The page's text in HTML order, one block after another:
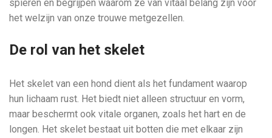
spieren en begrijpen waarom ze van vitaal belang zijn voor
het welzijn van onze trouwe metgezellen.
De rol van het skelet
Het skelet van een hond dient als het fundament waarop
hun lichaam rust. Het biedt niet alleen structuur en vorm,
maar beschermt ook vitale organen, zoals het hart en de
longen. Het skelet bestaat uit botten die met elkaar zijn